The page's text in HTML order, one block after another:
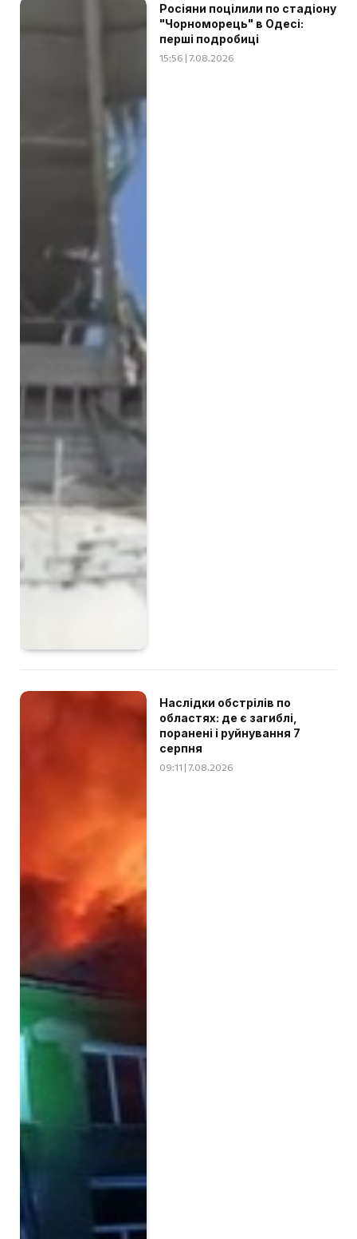
Росіяни поцілили по стадіону
"Чорноморець" в Одесі:
перші подробиці
15:56 | 7.08.2026
Наслідки обстрілів по
областях: де є загиблі,
поранені і руйнування 7
серпня
09:11 | 7.08.2026